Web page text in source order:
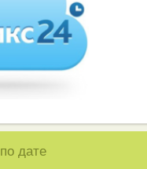
по дате